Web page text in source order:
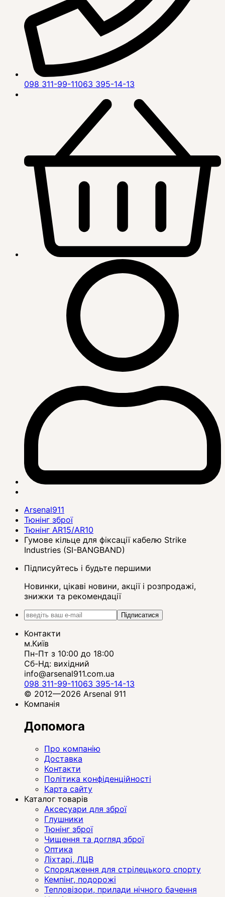
098 311-99-11063 395-14-13
Arsenal911
Тюнінг зброї
Тюнінг AR15/AR10
Гумове кільце для фіксації кабелю Strike
Industries (SI-BANGBAND)
Підписуйтесь і будьте першими
Новинки, цікаві новини, акції і розпродажі,
знижки та рекомендації
Підписатися
Контакти
м.Київ
Пн-Пт з 10:00 до 18:00
Сб-Нд: вихідний
info@arsenal911.com.ua
098 311-99-11063 395-14-13
© 2012—2026 Arsenal 911
Компанія
Допомога
Про компанію
Доставка
Контакти
Політика конфіденційності
Карта сайту
Каталог товарів
Аксесуари для зброї
Глушники
Тюнінг зброї
Чищення та догляд зброї
Оптика
Ліхтарі, ЛЦВ
Спорядження для стрілецького спорту
Кемпінг, подорожі
Тепловізори, прилади нічного бачення